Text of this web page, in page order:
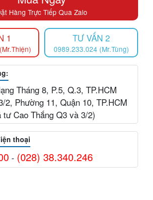
Hàng Trực Tiếp Qua Zalo
1 TƯ VẤN 2
0989.233.024 (Mr.Tùng)
Tháng 8, P.5, Q.3, TP.HCM
2, Phường 11, Quận 10, TP.HCM
tư Cao Thắng Q3 và 3/2)
thoại
- (028) 38.340.246